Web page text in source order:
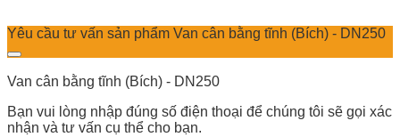
Yêu cầu tư vấn sản phẩm Van cân bằng tĩnh (Bích) - DN250
Van cân bằng tĩnh (Bích) - DN250
Bạn vui lòng nhập đúng số điện thoại để chúng tôi sẽ gọi xác
nhận và tư vấn cụ thể cho bạn.